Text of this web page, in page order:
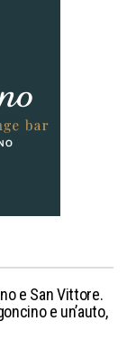
e San Vittore.
e un’auto,